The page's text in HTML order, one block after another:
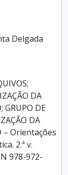
Delgada
DA
GRUPO DE
DA
– Orientações
2.ª v.
978-972-